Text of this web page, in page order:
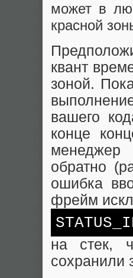
может в
красной
квант
зоной.
вашего
конце
менеджер
обратно
ошибка
фрейм
на стек,
сохранили